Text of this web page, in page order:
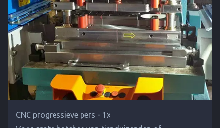
CNC progressieve pers - 1x